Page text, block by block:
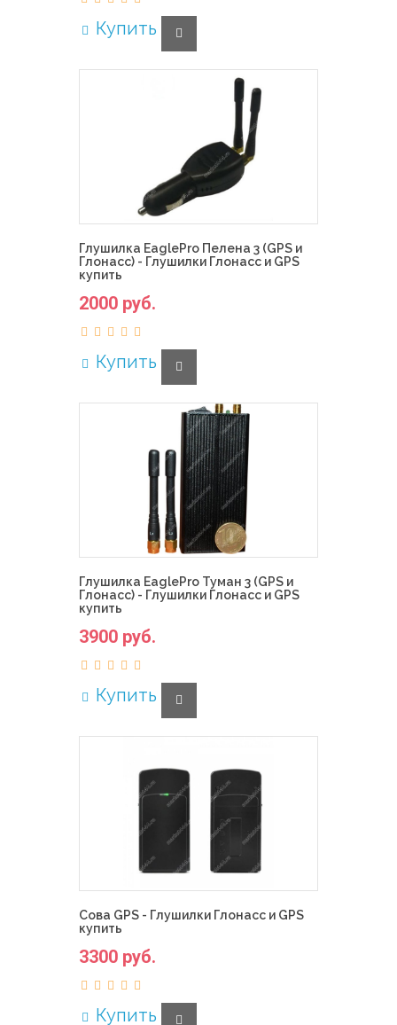
Купить
Глушилка EaglePro Пелена 3 (GPS и
Глонасс) - Глушилки Глонасс и GPS
купить
2000 руб.
Купить
Глушилка EaglePro Туман 3 (GPS и
Глонасс) - Глушилки Глонасс и GPS
купить
3900 руб.
Купить
Сова GPS - Глушилки Глонасс и GPS
купить
3300 руб.
Купить